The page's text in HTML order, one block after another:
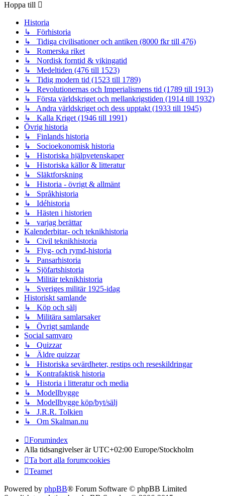
Hoppa till
Historia
↳ Förhistoria
↳ Tidiga civilisationer och antiken (8000 fkr till 476)
↳ Romerska riket
↳ Nordisk forntid & vikingatid
↳ Medeltiden (476 till 1523)
↳ Tidig modern tid (1523 till 1789)
↳ Revolutionernas och Imperialismens tid (1789 till 1913)
↳ Första världskriget och mellankrigstiden (1914 till 1932)
↳ Andra världskriget och dess upptakt (1933 till 1945)
↳ Kalla Kriget (1946 till 1991)
Övrig historia
↳ Finlands historia
↳ Socioekonomisk historia
↳ Historiska hjälpvetenskaper
↳ Historiska källor & litteratur
↳ Släktforskning
↳ Historia - övrigt & allmänt
↳ Språkhistoria
↳ Idéhistoria
↳ Hästen i historien
↳ varjag berättar
Kalenderbitar- och teknikhistoria
↳ Civil teknikhistoria
↳ Flyg- och rymd-historia
↳ Pansarhistoria
↳ Sjöfartshistoria
↳ Militär teknikhistoria
↳ Sveriges militär 1925-idag
Historiskt samlande
↳ Köp och sälj
↳ Militära samlarsaker
↳ Övrigt samlande
Social samvaro
↳ Quizzar
↳ Äldre quizzar
↳ Historiska sevärdheter, restips och reseskildringar
↳ Kontrafaktisk historia
↳ Historia i litteratur och media
↳ Modellbygge
↳ Modellbygge köp/byt/sälj
↳ J.R.R. Tolkien
↳ Om Skalman.nu
Forumindex
Alla tidsangivelser är UTC+02:00 Europe/Stockholm
Ta bort alla forumcookies
Teamet
Powered by phpBB® Forum Software © phpBB Limited